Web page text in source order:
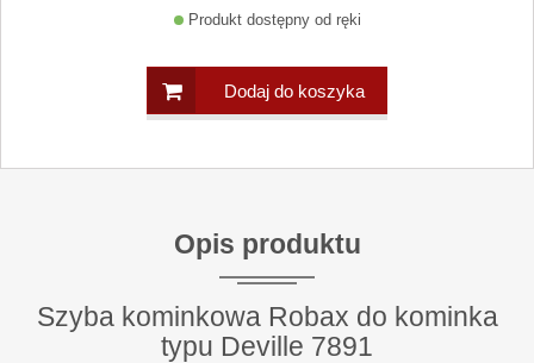
Produkt dostępny od ręki
Dodaj do koszyka
Opis produktu
Szyba kominkowa Robax do kominka
typu Deville 7891